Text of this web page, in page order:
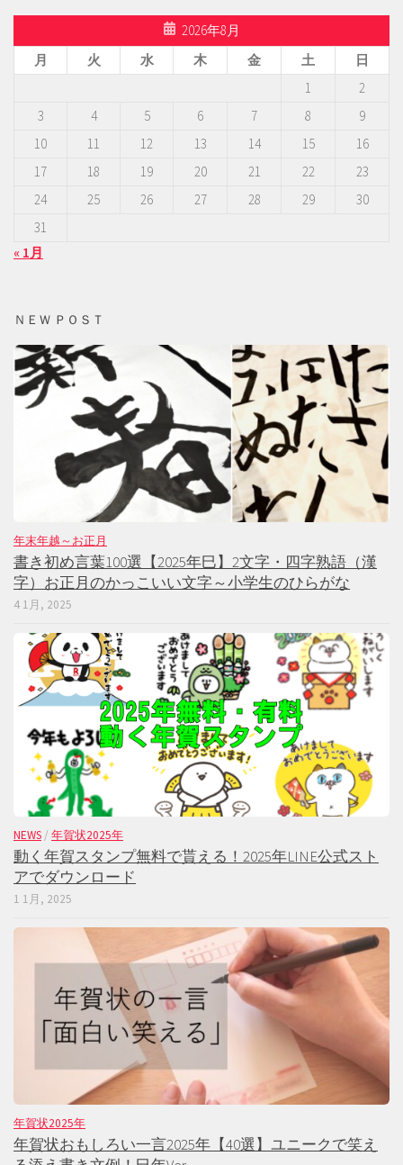
2026年8月
月
火 水 木 金 土
日
1
2
3
4 5 6 7 8
9
10
11 12 13 14 15
16
17
18 19 20 21 22
23
24
25 26 27 28 29
30
31
« 1月
ＮＥＷ ＰＯＳＴ
年末年越～お正月
書き初め言葉100選【2025年巳】2文字・四字熟語（漢
字）お正月のかっこいい文字～小学生のひらがな
4 1月, 2025
NEWS / 年賀状2025年
動く年賀スタンプ無料で貰える！2025年LINE公式スト
アでダウンロード
1 1月, 2025
年賀状2025年
年賀状おもしろい一言2025年【40選】ユニークで笑え